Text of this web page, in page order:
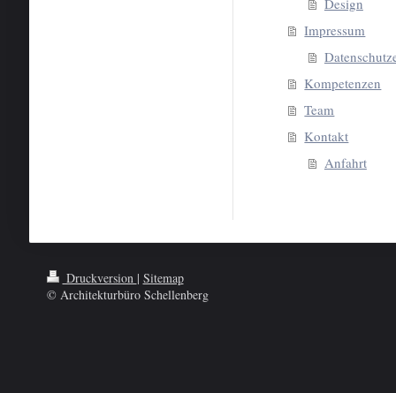
Design
Impressum
Kompetenzen
Team
Kontakt
Anfahrt
Druckversion | Sitemap
© Architekturbüro Schellenberg